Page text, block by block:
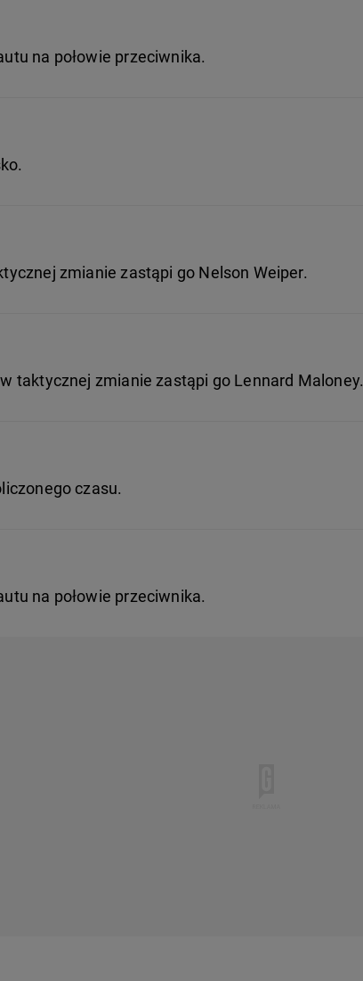
na połowie przeciwnika.
zmianie zastąpi go Nelson Weiper.
taktycznej zmianie zastąpi go Lennard Maloney.
czasu.
na połowie przeciwnika.